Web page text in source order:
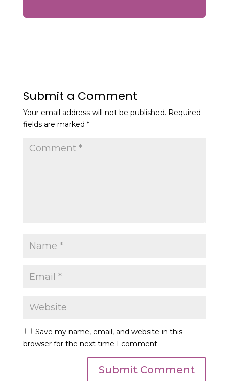
Submit a Comment
Your email address will not be published. Required
fields are marked *
Save my name, email, and website in this
browser for the next time I comment.